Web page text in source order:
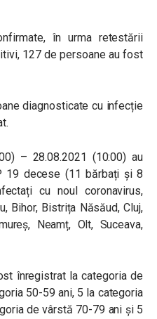
în urma retestării
127 de persoane au fost
diagnosticate cu infecție
– 28.08.2021 (10:00) au
19 decese (11 bărbați și 8
cu noul coronavirus,
Bihor, Bistrița Năsăud, Cluj,
Neamț, Olt, Suceava,
înregistrat la categoria de
50-59 ani, 5 la categoria
de vârstă 70-79 ani și 5